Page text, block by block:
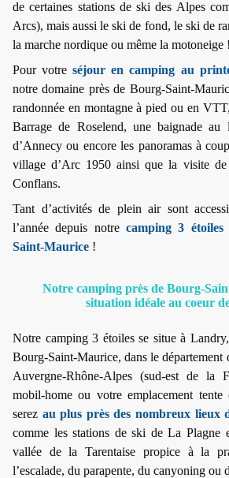
de certaines stations de ski des Alpes
Arcs), mais aussi le ski de fond, le ski de
la marche nordique ou même la motoneige !
Pour votreséjour en camping au
notre domaine près de Bourg-Saint-
randonnée en montagne à pied ou en
Barrage de Roselend, une baignade au
d’Annecy ou encore les panoramas à
village d’Arc 1950 ainsi que la visite
Conflans.
Tant d’activités de plein air sont
l’année depuis notre camping 3
Saint-Maurice !
Notre camping près de Bourg-
situation idéale au coeur
Notre camping 3 étoiles se situe à
Bourg-Saint-Maurice, dans le département
Auvergne-Rhône-Alpes (sud-est de la
mobil-home ou votre emplacement tente
serez au plus près des nombreux lieux
comme les stations de ski de La Plagne
vallée de la Tarentaise propice à la
l’escalade, du parapente, du canyoning ou